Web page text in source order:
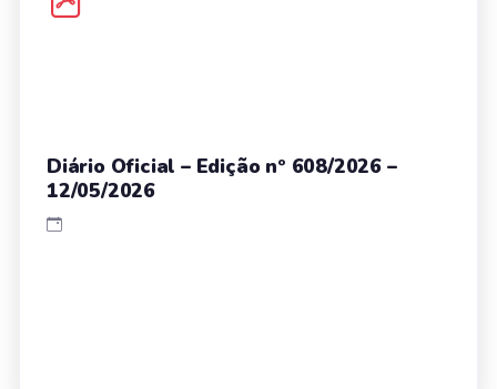
Diário Oficial – Edição nº 608/2026 –
12/05/2026